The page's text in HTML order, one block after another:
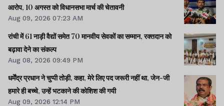
आरोप, 10 अगस्त को विधानसभा मार्च की चेतावनी
Aug 09, 2026 07:23 AM
रांची में 61 नाड़ी वैद्यों समेत 70 मानवीय सेवकों का सम्मान, रक्तदान को
बढ़ावा देने का संकल्प
Aug 08, 2026 09:49 PM
धर्मेंद्र प्रधान ने चुप्पी तोड़ी, कहा, मेरे लिए पद जरूरी नहीं था, जेन-जी
हमारे ही बच्चे, उन्हें भटकाने की कोशिश की गयी
Aug 09, 2026 12:14 PM